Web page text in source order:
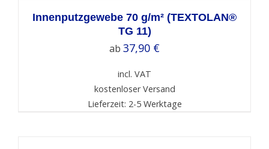
Innenputzgewebe 70 g/m² (TEXTOLAN®
TG 11)
ab 37,90 €
incl. VAT
kostenloser Versand
Lieferzeit: 2-5 Werktage